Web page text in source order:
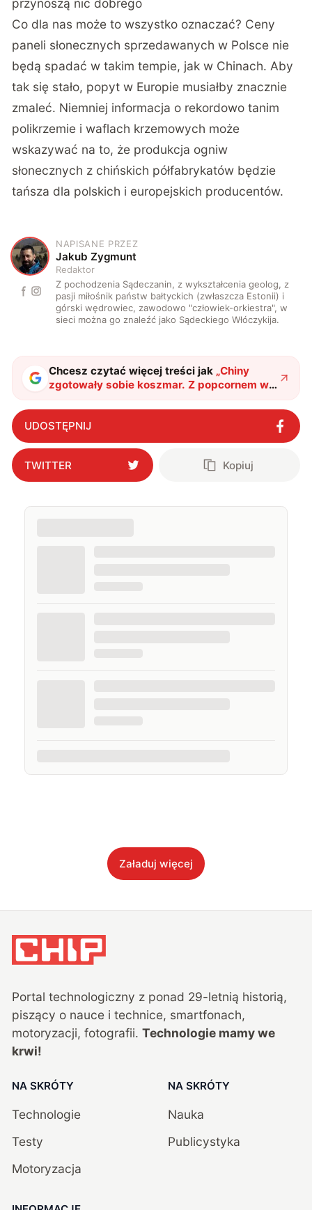
przynoszą nic dobrego
Co dla nas może to wszystko oznaczać? Ceny
paneli słonecznych sprzedawanych w Polsce nie
będą spadać w takim tempie, jak w Chinach. Aby
tak się stało, popyt w Europie musiałby znacznie
zmaleć. Niemniej informacja o rekordowo tanim
polikrzemie i waflach krzemowych może
wskazywać na to, że produkcja ogniw
słonecznych z chińskich półfabrykatów będzie
tańsza dla polskich i europejskich producentów.
J
NAPISANE PRZEZ
Jakub Zygmunt
Redaktor
Z pochodzenia Sądeczanin, z wykształcenia geolog, z
pasji miłośnik państw bałtyckich (zwłaszcza Estonii) i
górski wędrowiec, zawodowo "człowiek-orkiestra", w
sieci można go znaleźć jako Sądeckiego Włóczykija.
Chcesz czytać więcej treści jak „Chiny
zgotowały sobie koszmar. Z popcornem w
rękach oglądamy upadek fotowoltaicznej
potęgi"?
UDOSTĘPNIJ
TWITTER Kopiuj
Załaduj więcej
Portal technologiczny z ponad 29-letnią historią,
piszący o nauce i technice, smartfonach,
motoryzacji, fotografii. Technologie mamy we
krwi!
NA SKRÓTY
Technologie
Testy
Motoryzacja
NA SKRÓTY
Nauka
Publicystyka